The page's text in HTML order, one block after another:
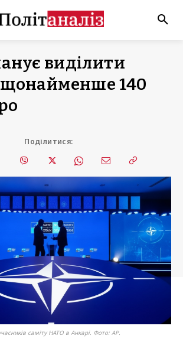
виділити
щонайменше 140
Поділитися:
саміту НАТО в Анкарі. Фото: АР.